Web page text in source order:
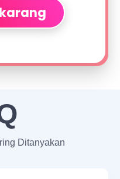
Ditanyakan